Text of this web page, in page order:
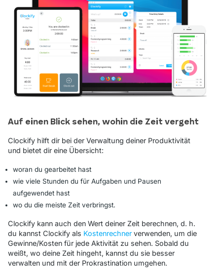
Auf einen Blick sehen, wohin die Zeit vergeht
Clockify hilft dir bei der Verwaltung deiner Produktivität
und bietet dir eine Übersicht:
woran du gearbeitet hast
wie viele Stunden du für Aufgaben und Pausen
aufgewendet hast
wo du die meiste Zeit verbringst.
Clockify kann auch den Wert deiner Zeit berechnen, d. h.
du kannst Clockify als Kostenrechner verwenden, um die
Gewinne/Kosten für jede Aktivität zu sehen. Sobald du
weißt, wo deine Zeit hingeht, kannst du sie besser
verwalten und mit der Prokrastination umgehen.